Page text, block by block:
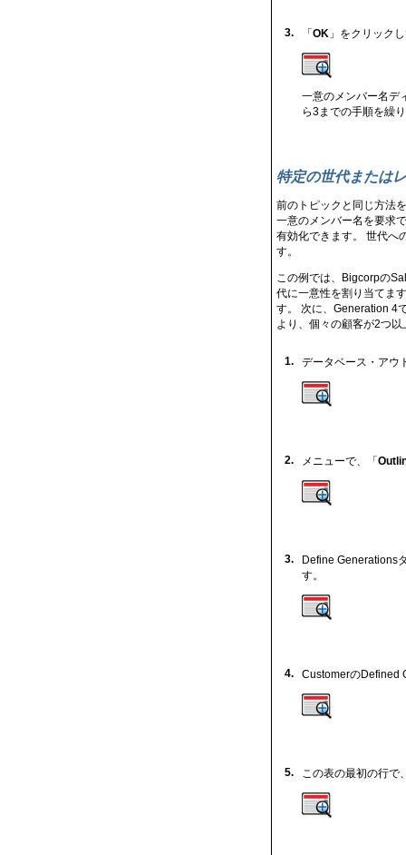
3. 「 OK 」をクリック
一意のメンバー名デ
ら3までの手順を繰
特定の世代または
前のトピックと同じ方法
一意のメンバー名を要求
有効化できます。 世代へ
す。
この例では、Bigcorpの
代に一意性を割り当てま
す。 次に、Generation 4
より、個々の顧客が2つ
1. データベース・アウ
2. メニューで、「
3.
Define Generations
す。
4. CustomerのDefined
5. この表の最初の行で